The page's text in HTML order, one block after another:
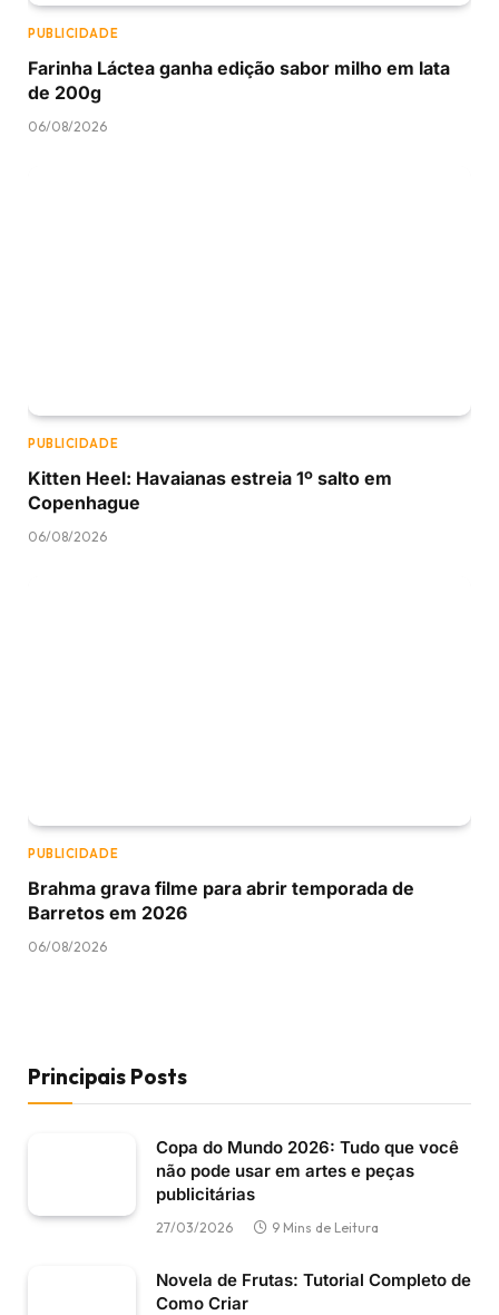
PUBLICIDADE
Farinha Láctea ganha edição sabor milho em lata
de 200g
06/08/2026
PUBLICIDADE
Kitten Heel: Havaianas estreia 1º salto em
Copenhague
06/08/2026
PUBLICIDADE
Brahma grava filme para abrir temporada de
Barretos em 2026
06/08/2026
Principais Posts
Copa do Mundo 2026: Tudo que você
não pode usar em artes e peças
publicitárias
27/03/2026 9 Mins de Leitura
Novela de Frutas: Tutorial Completo de
Como Criar